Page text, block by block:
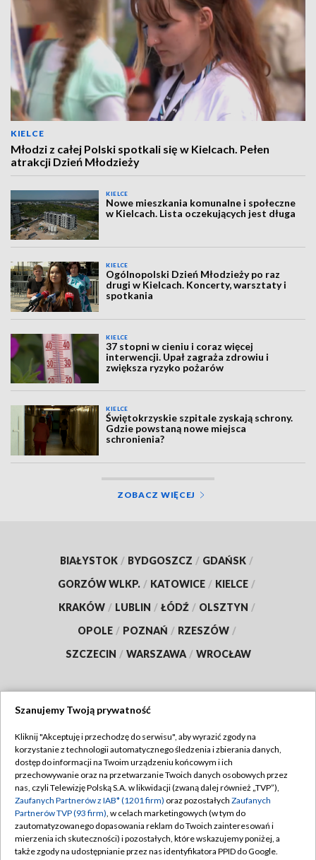
KIELCE
Młodzi z całej Polski spotkali się w Kielcach. Pełen
atrakcji Dzień Młodzieży
KIELCE
Nowe mieszkania komunalne i społeczne
w Kielcach. Lista oczekujących jest długa
KIELCE
Ogólnopolski Dzień Młodzieży po raz
drugi w Kielcach. Koncerty, warsztaty i
spotkania
KIELCE
37 stopni w cieniu i coraz więcej
interwencji. Upał zagraża zdrowiu i
zwiększa ryzyko pożarów
KIELCE
Świętokrzyskie szpitale zyskają schrony.
Gdzie powstaną nowe miejsca
schronienia?
ZOBACZ WIĘCEJ
BIAŁYSTOK / BYDGOSZCZ / GDAŃSK /
GORZÓW WLKP. / KATOWICE / KIELCE /
KRAKÓW / LUBLIN / ŁÓDŹ / OLSZTYN /
OPOLE / POZNAŃ / RZESZÓW /
SZCZECIN / WARSZAWA / WROCŁAW
TVP
Abonament TVP
Emisja w TVP
Centrum informacji TVP
Naziemna Telewizja Cyfrowa
Regulamin TVP
Polityka prywatności
Moje zgody
Pomoc
Szanujemy Twoją prywatność
Kliknij "Akceptuję i przechodzę do serwisu", aby wyrazić zgody na
korzystanie z technologii automatycznego śledzenia i zbierania danych,
dostęp do informacji na Twoim urządzeniu końcowym i ich
przechowywanie oraz na przetwarzanie Twoich danych osobowych przez
nas, czyli Telewizję Polską S.A. w likwidacji (zwaną dalej również „TVP”),
Zaufanych Partnerów z IAB* (1201 firm) oraz pozostałych Zaufanych
Partnerów TVP (93 firm), w celach marketingowych (w tym do
zautomatyzowanego dopasowania reklam do Twoich zainteresowań i
mierzenia ich skuteczności) i pozostałych, które wskazujemy poniżej, a
także zgody na udostępnianie przez nas identyfikatora PPID do Google.